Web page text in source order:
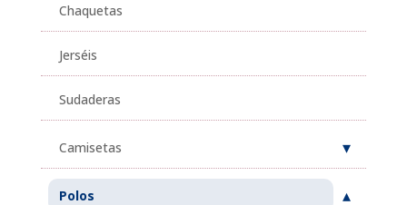
Chaquetas
Jerséis
Sudaderas
Camisetas
Polos